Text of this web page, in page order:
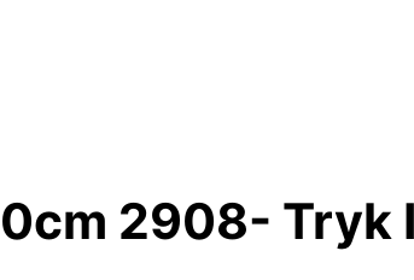
2908- Tryk